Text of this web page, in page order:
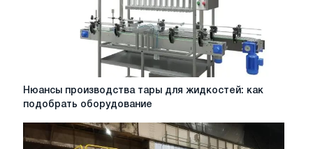
Нюансы
производства
жидкостей:
Нюансы производства тары для жидкостей: как
подобрать оборудование